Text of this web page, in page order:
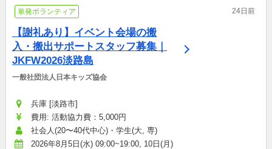
単発ボランティア 24日前
【謝礼あり】イベント会場の搬
入・搬出サポートスタッフ募集｜
JKFW2026淡路島
一般社団法人日本キッズ協会
兵庫 [淡路市]
費用: 活動協力費：5,000円
社会人(20〜40代中心)・学生(大, 専)
2026年8月5日(水) 09:00~19:00, 10日(月)